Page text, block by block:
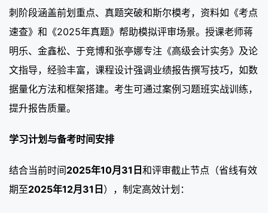
刺阶段涵盖前划重点、真题突破和斯尔模考，资料如《考点
速查》和《2025年真题》帮助模拟评审场景。授课老师蒋
明乐、金鑫松、于竞博和张亭娜专注《高级会计实务》及论
文指导，经验丰富，课程设计强调业绩报告撰写技巧，如数
据量化方法和框架搭建。考生可通过案例习题班实战训练，
提升报告质量。
学习计划与备考时间安排
结合当前时间2025年10月31日和评审截止节点（省线有效
期至2025年12月31日），制定高效计划：